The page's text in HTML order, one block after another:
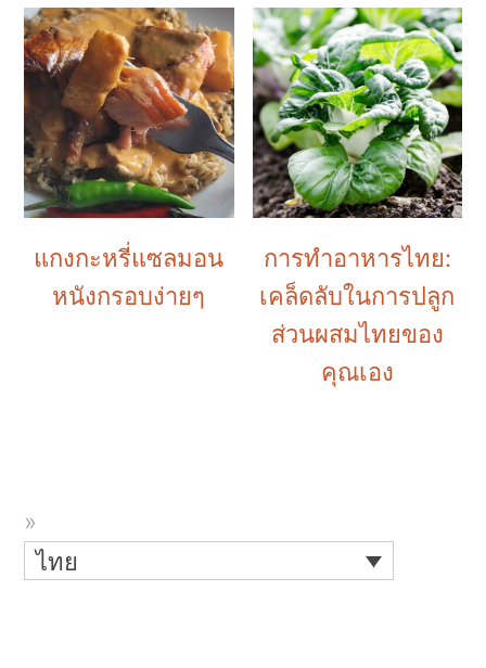
แกงกะหรี่แซลมอน
หนังกรอบง่ายๆ
การทำอาหารไทย:
เคล็ดลับในการปลูก
ส่วนผสมไทยของ
คุณเอง
ไทย